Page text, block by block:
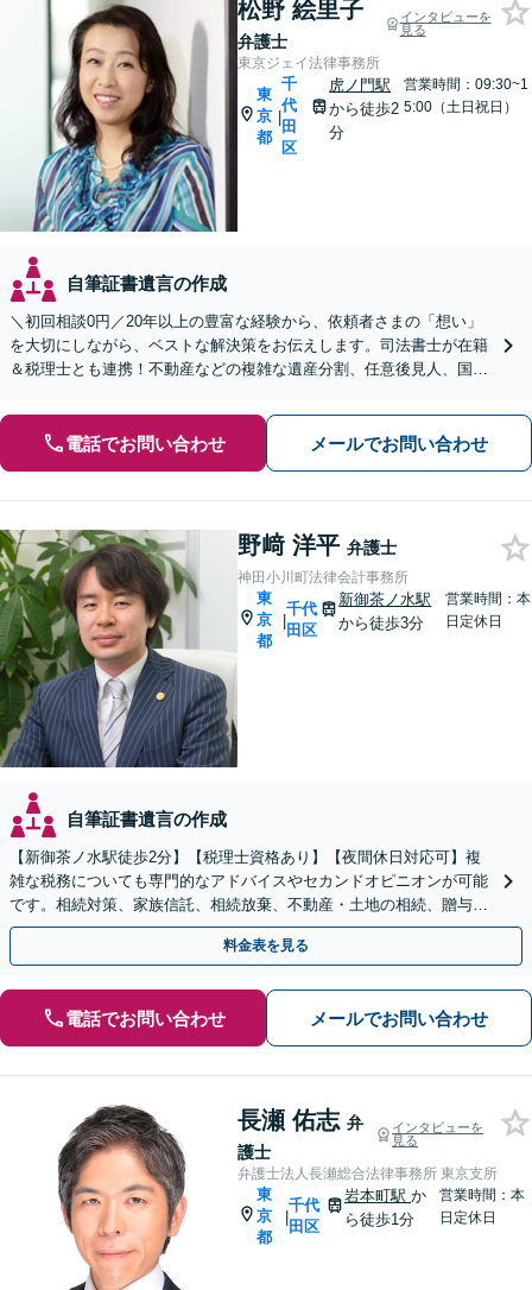
松野 絵里子
弁護士
インタビューを
見る
東京ジェイ法律事務所
東
京
都
|
千
代
田
区
虎ノ門駅
から徒歩2
分
営業時間：09:30~1
5:00（土日祝日）
自筆証書遺言の作成
＼初回相談0円／20年以上の豊富な経験から、依頼者さまの「想い」
を大切にしながら、ベストな解決策をお伝えします。司法書士が在籍
＆税理士とも連携！不動産などの複雑な遺産分割、任意後見人、国際
電話でお問い合わせ メールでお問い合わせ
野﨑 洋平 弁護士
神田小川町法律会計事務所
東
京
都
|
千代
田区
新御茶ノ水駅
から徒歩3分
営業時間：本
日定休日
自筆証書遺言の作成
【新御茶ノ水駅徒歩2分】【税理士資格あり】【夜間休日対応可】複
雑な税務についても専門的なアドバイスやセカンドオピニオンが可能
です。相続対策、家族信託、相続放棄、不動産・土地の相続、贈与
税、遺産分割などでお困りの方はご相談ください。
料金表を見る
電話でお問い合わせ メールでお問い合わせ
長瀬 佑志 弁
護士
インタビューを
見る
弁護士法人長瀬総合法律事務所 東京支所
東
京
都
|
千代
田区
岩本町駅か
ら徒歩1分
営業時間：本
日定休日